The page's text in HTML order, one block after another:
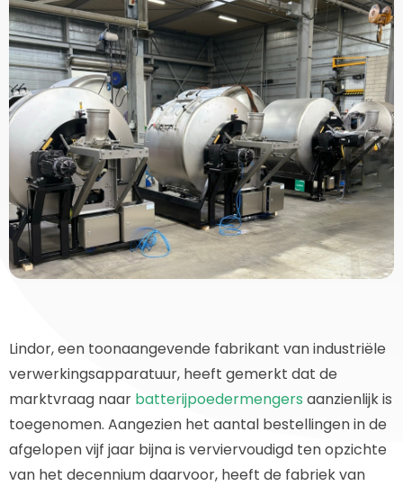
Lindor, een toonaangevende fabrikant van industriële
verwerkingsapparatuur, heeft gemerkt dat de
marktvraag naar batterijpoedermengers aanzienlijk is
toegenomen. Aangezien het aantal bestellingen in de
afgelopen vijf jaar bijna is verviervoudigd ten opzichte
van het decennium daarvoor, heeft de fabriek van